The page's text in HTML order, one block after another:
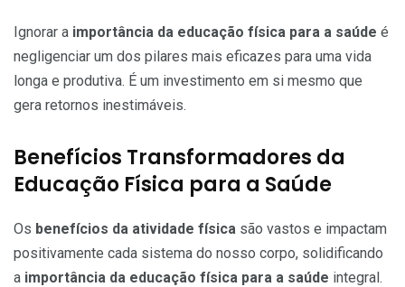
Ignorar a importância da educação física para a saúde é
negligenciar um dos pilares mais eficazes para uma vida
longa e produtiva. É um investimento em si mesmo que
gera retornos inestimáveis.
Benefícios Transformadores da
Educação Física para a Saúde
Os benefícios da atividade física são vastos e impactam
positivamente cada sistema do nosso corpo, solidificando
a importância da educação física para a saúde integral.